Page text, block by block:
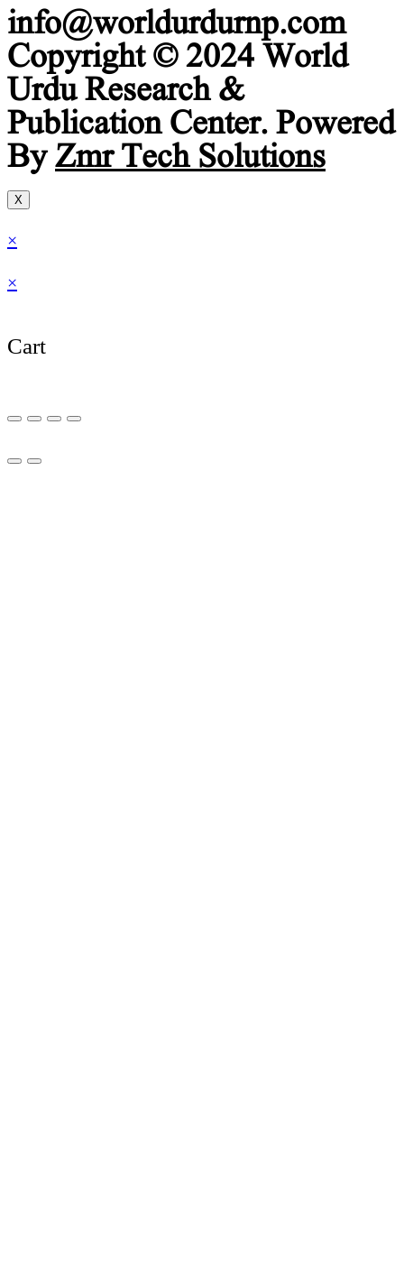
info@worldurdurnp.com
Copyright © 2024 World
Urdu Research &
Publication Center. Powered
ByZmr Tech Solutions
X
×
×
Cart